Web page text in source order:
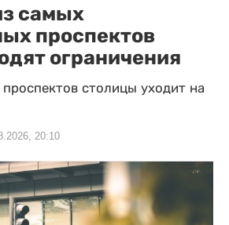
самых
проспектов
ограничения
столицы уходит на
20:10